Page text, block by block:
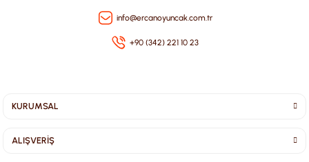
info@ercanoyuncak.com.tr
+90 (342) 221 10 23
KURUMSAL
ALIŞVERİŞ